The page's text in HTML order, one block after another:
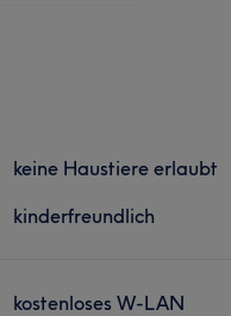
keine Haustiere erlaubt
kinderfreundlich
kostenloses W-LAN